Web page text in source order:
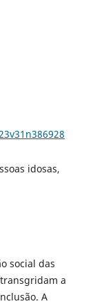
idosas,
social das
a
A